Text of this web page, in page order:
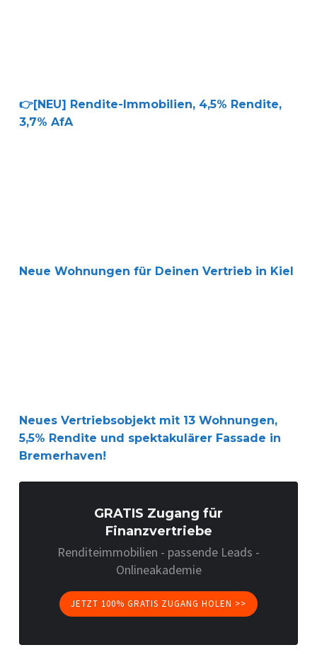
👉[NEU] Rendite-Immobilien, 4,5% Rendite,
3,7% AfA
Neue Wohnungen für Deinen Vertrieb in Kiel
Neues Vertriebsobjekt mit 13 Wohnungen,
5,5% Rendite und spektakulärer Fassade in
Bremerhaven!
GRATIS Zugang für
Finanzvertriebe
Renditeimmobilien - passende Leads -
Onlineakademie
JETZT 100% GRATIS ZUGANG HOLEN >>